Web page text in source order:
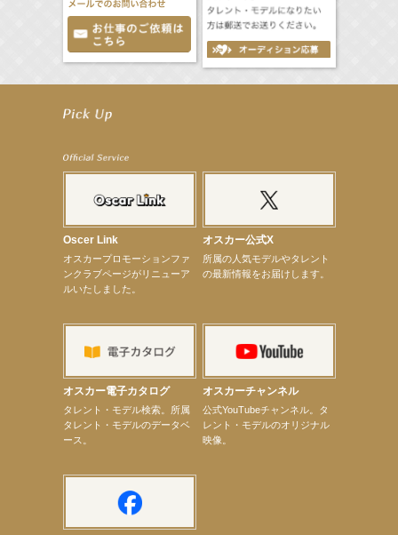
【前川泰之】舞台「グレンギャリー・グレンロス」公演詳細解禁！
【elfin’】7thシングル『全世界』がFM-UUでO.A.決定♪
【elfin’】8月16日（日）「全世界」発売記念イベント決定！
【elfin’】7thシングル『全世界』がFM TANABEでO.A.決定♪
【昆虫ハンター牧田習】宝塚市立手塚治虫記念館トークショー＆宝塚文化芸術センター昆虫展示イ
【昆虫ハンター牧田習】8月13日（木）プライムツリー赤池「ふれあい昆虫フェスティバル」トーク
【井頭愛海】『小さなお葬式』TV-CM出演！
【定本楓馬】WEB DIGVII 連載企画『東京23時』に登場！
【髙橋ひかる】7月雑誌掲載情報
【elfin’】【小倉舞子】8月9日（日）「MxM’s produce event vol.14」に出演決定！
【elfin’】【辻美優】8月28日（金）「辻美優(elfin’)グレイテスト・ショー」に出演決定！
【elfin’】9月27日（日）「Beauty Voice Theater Reboot Vol.3」開催決定！
【本田紗来】「Ray」9月号発売中！
Oscer Link
オスカープロモーションファ
ンクラブページがリニューア
ルいたしました。
オスカー公式X
所属の人気モデルやタレント
の最新情報をお届けします。
オスカー電子カタログ
タレント・モデル検索。所属
タレント・モデルのデータベ
ース。
オスカーチャンネル
公式YouTubeチャンネル。タ
レント・モデルのオリジナル
映像。